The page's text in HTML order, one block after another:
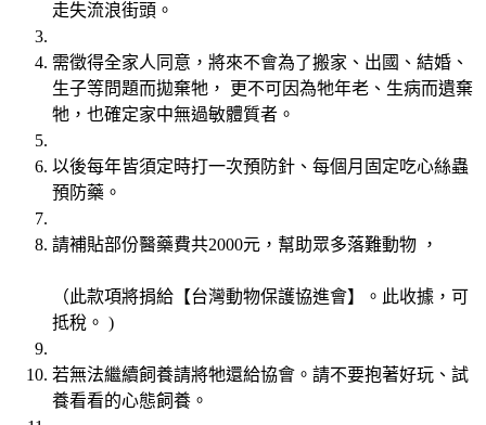
走失流浪街頭。
需徵得全家人同意，將來不會為了搬家、出國、結婚、
生子等問題而拋棄牠， 更不可因為牠年老、生病而遺棄
牠，也確定家中無過敏體質者。
以後每年皆須定時打一次預防針、每個月固定吃心絲蟲
預防藥。
請補貼部份醫藥費共2000元，幫助眾多落難動物 ，
（此款項將捐給【台灣動物保護協進會】。此收據，可
抵稅。 )
若無法繼續飼養請將牠還給協會。請不要抱著好玩、試
養看看的心態飼養。